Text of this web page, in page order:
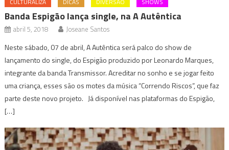
CULTURALIZA DICAS DIVERSÃO SHOWS
Banda Espigão lança single, na A Autêntica
abril 5, 2018 Joseane Santos
Neste sábado, 07 de abril, A Autêntica será palco do show de
lançamento do single, do Espigão produzido por Leonardo Marques,
integrante da banda Transmissor. Acreditar no sonho e se jogar feito
uma criança, esses são os motes da música “Correndo Riscos”, que faz
parte deste novo projeto. Já disponível nas plataformas do Espigão,
[…]